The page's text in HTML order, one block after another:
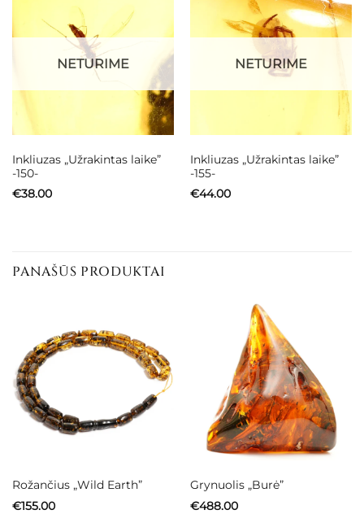
NETURIME
Inkliuzas „Užrakintas laike”
-150-
€38.00
NETURIME
Inkliuzas „Užrakintas laike”
-155-
€44.00
PANAŠŪS PRODUKTAI
Rožančius „Wild Earth”
€155.00
Grynuolis „Burė”
€488.00